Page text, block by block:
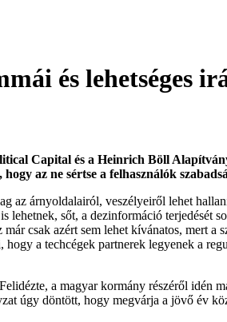
és lehetséges
Capital és a Heinrich Böll
az ne sértse a felhasználók
az árnyoldalairól, veszélyeiről lehet
lehetnek, sőt, a dezinformáció terjedését
csak azért sem lehet kívánatos, mert a
a techcégek partnerek legyenek a
a magyar kormány részéről idén
úgy döntött, hogy megvárja a jövő év